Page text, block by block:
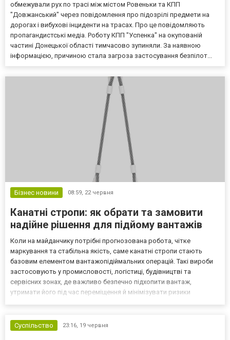
обмежували рух по трасі між містом Ровеньки та КПП
"Довжанський" через повідомлення про підозрілі предмети на
дорогах і вибухові інциденти на трасах. Про це повідомляють
пропагандистські медіа. Роботу КПП "Успенка" на окупованій
частині Донецької області тимчасово зупиняли. За наявною
інформацією, причиною стала загроза застосування безпілот...
Бізнес новини 08:59, 22 червня
Канатні стропи: як обрати та замовити
надійне рішення для підйому вантажів
Коли на майданчику потрібні прогнозована робота, чітке
маркування та стабільна якість, саме канатні стропи стають
базовим елементом вантажопідіймальних операцій. Такі вироби
застосовують у промисловості, логістиці, будівництві та
сервісних зонах, де важливо безпечно підхопити вантаж,
утримати його під час переміщення й мінімізувати ризики
к...Суспільство 23:16, 19 червня